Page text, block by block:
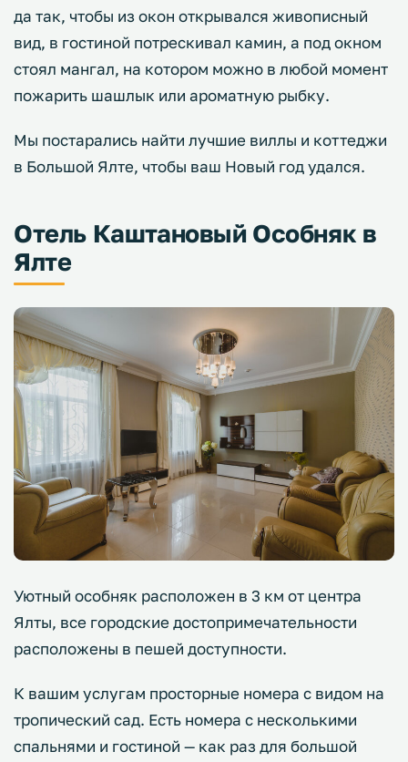
да так, чтобы из окон открывался живописный
вид, в гостиной потрескивал камин, а под окном
стоял мангал, на котором можно в любой момент
пожарить шашлык или ароматную рыбку.
Мы постарались найти лучшие виллы и коттеджи
в Большой Ялте, чтобы ваш Новый год удался.
Отель Каштановый Особняк в
Ялте
Уютный особняк расположен в 3 км от центра
Ялты, все городские достопримечательности
расположены в пешей доступности.
К вашим услугам просторные номера с видом на
тропический сад. Есть номера с несколькими
спальнями и гостиной — как раз для большой